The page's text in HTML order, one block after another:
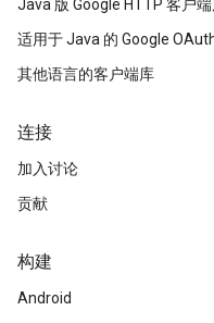
Java 版 Google HTTP 客户
适用于 Java 的 Google
其他语言的客户端库
连接
加入讨论
贡献
构建
Android